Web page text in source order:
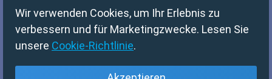
Wir verwenden Cookies, um Ihr Erlebnis zu
verbessern und für Marketingzwecke. Lesen Sie
unsere Cookie-Richtlinie.